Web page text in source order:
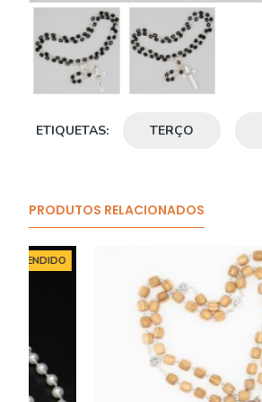
ETIQUETAS: TERÇO
PRODUTOS RELACIONADOS